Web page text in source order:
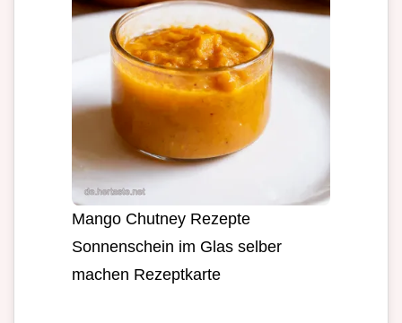
Mango Chutney Rezepte
Sonnenschein im Glas selber
machen Rezeptkarte